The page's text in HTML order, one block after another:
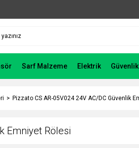
Sarf Malzeme Elektrik Güvenlik
Pizzato CS AR-05V024 24V AC/DC Güvenlik
Emniyet Rölesi